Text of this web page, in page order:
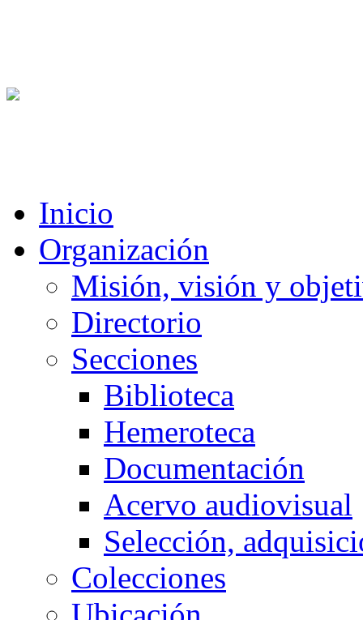
Inicio
Organización
Misión, visión y
Directorio
Secciones
Biblioteca
Hemeroteca
Documentación
Acervo audiovisual
Selección,
Colecciones